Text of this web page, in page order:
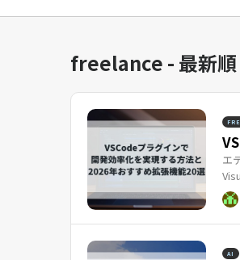
freelance - 最新順
エ
AI